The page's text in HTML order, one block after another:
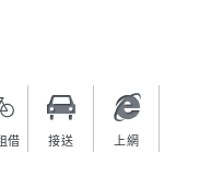
借 接送 上網